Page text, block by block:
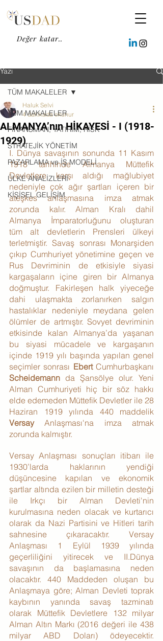
Değer katar..
Yazı
TÜM MAKALELER
FİNANSMAN, YATIRIM, RİSK
STRATEJİK YÖNETİM
PAZARLAMA ve İŞ MODELİ
ÜLKE ANALİZLERİ
KİŞİSEL GELİŞİM
TÜM MAKALELER
ALMANYA’nın HİKAYESİ - I (1918-
1929)
Haluk Selvi
4 dakikada okunur
I. Dünya savaşının sonunda 11 Kasım
1918 tarihinde Almanya Müttefik
Devletlere karşı aldığı mağlubiyet
nedeniyle çok ağır şartları içeren bir
ateşkes anlaşmasına imza atmak
zorunda kalır. Alman Kralı dahil
Almanya İmparatorluğunu oluşturan
tüm alt devletlerin Prensleri ülkeyi
terletmiştir. Savaş sonrası Monarşiden
çıkıp Cumhuriyet yönetimine geçen ve
Rus Devriminin de etkisiyle siyasi
kargaşaların içine giren bir Almanya
doğmuştur. Fakirleşen halk yiyeceğe
dahi ulaşmakta zorlanırken salgın
hastalıklar nedeniyle meydana gelen
ölümler de artmıştır. Sovyet devriminin
etkisinde kalan Almanya’da yaşanan
bu siyasi mücadele ve kargaşanın
içinde 1919 yılı başında yapılan genel
seçimler sonrası Ebert
Scheidemann da Şansölye olur. Yeni
Alman Cumhuriyeti hiç bir söz hakkı
elde edemeden Müttefik Devletler ile 28
Versay Anlaşması'na imza atmak
zorunda kalmıştır.
Versay Anlaşması sonuçları itibarı ile
1930’larda haklarının yendiği
düşüncesine kapılan ve ekonomik
şartlar altında ezilen bir milletin desteği
ile Irkçı bir Alman Devleti'nin
kurulmasına neden olacak ve kurtarıcı
olarak da Nazi Partisini ve Hitleri tarih
sahnesine çıkaracaktır. Versay
Anlaşması 1 Eylül 1939 yılında
geçerliliğini yitirecek ve II.Dünya
savaşının da başlamasına neden
olacaktır. 440 Maddeden oluşan bu
Anlaşmaya göre; Alman Devleti toprak
kaybının yanında savaş tazminatı
olarak Müttefik Devletlere 132 milyar
Alman Altın Markı (2016 değeri ile 438
milyar ABD Doları) ödeyecektir.